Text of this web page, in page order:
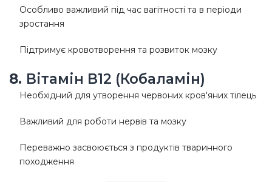
Особливо важливий під час вагітності та в періоди
зростання
Підтримує кровотворення та розвиток мозку
8. Вітамін B12 (Кобаламін)
Необхідний для утворення червоних кров'яних тілець
Важливий для роботи нервів та мозку
Переважно засвоюється з продуктів тваринного
походження